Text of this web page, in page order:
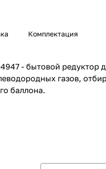
Комплектация
- бытовой редуктор
газов,
баллона.